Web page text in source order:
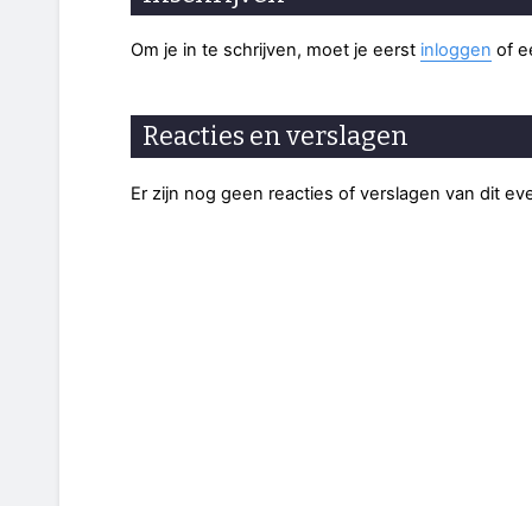
Om je in te schrijven, moet je eerst inloggen of
Reacties en verslagen
Er zijn nog geen reacties of verslagen van dit